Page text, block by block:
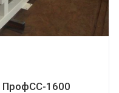
ПрофСС-1600